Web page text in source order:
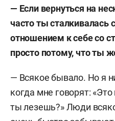
— Если вернуться на
часто ты сталкивалась
отношением к себе со
просто потому, что ты
— Всякое бывало. Но я
когда мне говорят: «Это
ты лезешь?» Люди